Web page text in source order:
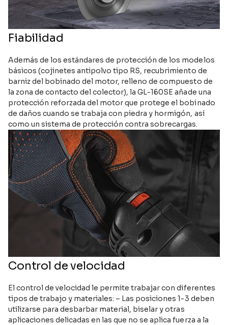
Fiabilidad
Además de los estándares de protección de los modelos
básicos (cojinetes antipolvo tipo RS, recubrimiento de
barniz del bobinado del motor, relleno de compuesto de
la zona de contacto del colector), la GL-160SE añade una
protección reforzada del motor que protege el bobinado
de daños cuando se trabaja con piedra y hormigón, así
como un sistema de protección contra sobrecargas.
Control de velocidad
El control de velocidad le permite trabajar con diferentes
tipos de trabajo y materiales: – Las posiciones 1-3 deben
utilizarse para desbarbar material, biselar y otras
aplicaciones delicadas en las que no se aplica fuerza a la